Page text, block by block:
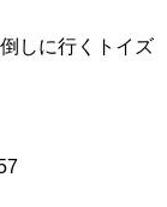
しに行くトイズ